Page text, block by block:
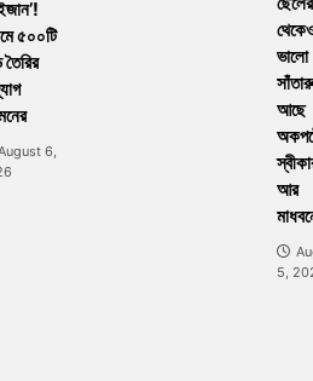
৫০০টি
তৈরির
6,
ভালো
সাঁতারু
আছে
আর
5,